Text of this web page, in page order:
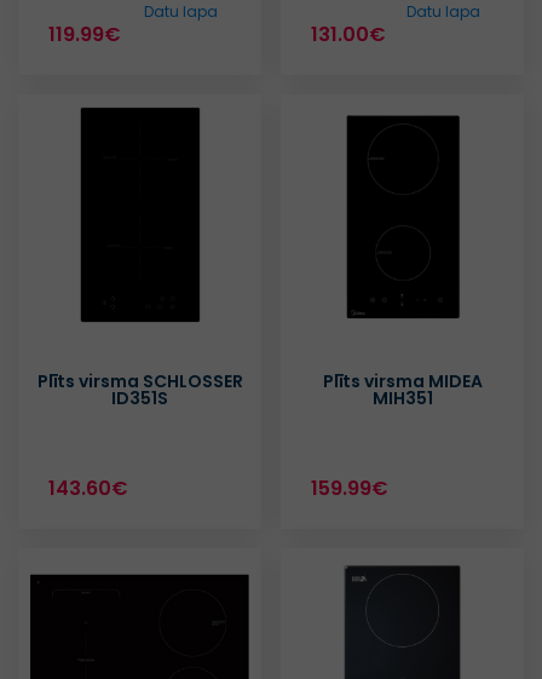
119.99€
Datu lapa
131.00€
Datu lapa
Plīts virsma SCHLOSSER
ID351S
143.60€
Plīts virsma MIDEA
MIH351
159.99€